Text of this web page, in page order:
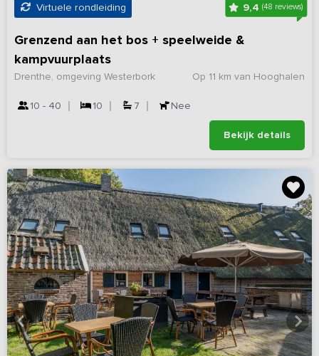
Virtuele rondleiding 9,4 (48 reviews)
Grenzend aan het bos + speelweide &
kampvuurplaats
Op 11 km van Hooghalen
Drenthe, omgeving Westerbork
10 - 40 10 7 Nee
Bekijk details